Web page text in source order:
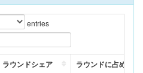
entries
ラウンドシェア ラウンドに占める割